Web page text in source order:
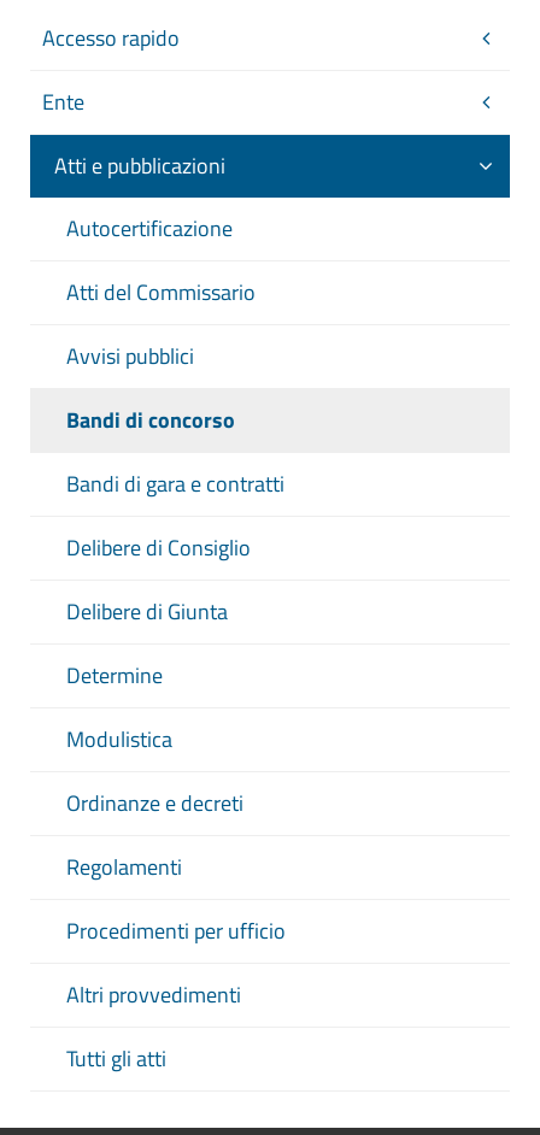
Accesso rapido
Ente
Atti e pubblicazioni
Autocertificazione
Atti del Commissario
Avvisi pubblici
Bandi di concorso
Bandi di gara e contratti
Delibere di Consiglio
Delibere di Giunta
Determine
Modulistica
Ordinanze e decreti
Regolamenti
Procedimenti per ufficio
Altri provvedimenti
Tutti gli atti